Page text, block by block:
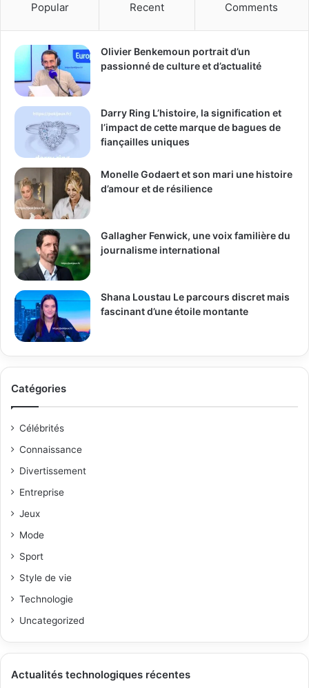
h
r
:
Popular Recent Comments
Olivier Benkemoun portrait d’un
passionné de culture et d’actualité
Darry Ring L’histoire, la signification et
l’impact de cette marque de bagues de
fiançailles uniques
Monelle Godaert et son mari une histoire
d’amour et de résilience
Gallagher Fenwick, une voix familière du
journalisme international
Shana Loustau Le parcours discret mais
fascinant d’une étoile montante
Catégories
Célébrités
Connaissance
Divertissement
Entreprise
Jeux
Mode
Sport
Style de vie
Technologie
Uncategorized
Actualités technologiques récentes